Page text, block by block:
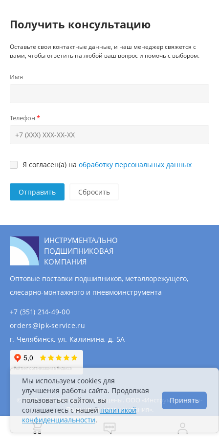
Получить консультацию
Оставьте свои контактные данные, и наш менеджер свяжется с
вами, чтобы ответить на любой ваш вопрос и помочь с выбором.
Имя
Телефон
Я согласен(а) на обработку персональных данных
Отправить
ИНСТРУМЕНТАЛЬНО
ПОДШИПНИКОВАЯ
КОМПАНИЯ
Оптовые поставки подшипников, металлорежущего,
слесарно-монтажного и пневмоинструмента
+7 (351) 214-49-00
orders@ipk-service.ru
г. Челябинск, ул. Калинина, д. 5А
© 2007 - 2026 Все права защищены. ООО «Инструментально-
Подшипниковая компания».
Информация на сайте не является публичной
Политика конфиденциальности
Мы используем cookies для
улучшения работы сайта. Продолжая
пользоваться сайтом, вы
соглашаетесь с нашей политикой
конфиденциальности.
Принять